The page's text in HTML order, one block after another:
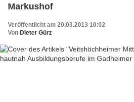
Markushof
Veröffentlicht am 20.03.2013 10:02
Von Dieter Gürz